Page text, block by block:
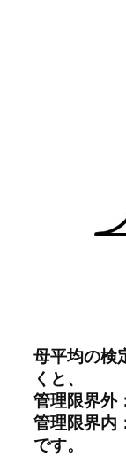
母平均の検
くと、
管理限界外
管理限界内
です。